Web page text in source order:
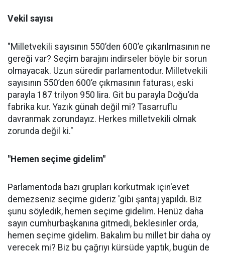
Vekil sayısı
"Milletvekili sayısının 550’den 600’e çıkarılmasının ne
gereği var? Seçim barajını indirseler böyle bir sorun
olmayacak. Uzun süredir parlamentodur. Milletvekili
sayısının 550’den 600’e çıkmasının faturası, eski
parayla 187 trilyon 950 lira. Git bu parayla Doğu’da
fabrika kur. Yazık günah değil mi? Tasarruflu
davranmak zorundayız. Herkes milletvekili olmak
zorunda değil ki."
"Hemen seçime gidelim"
Parlamentoda bazı grupları korkutmak için'evet
demezseniz seçime gideriz 'gibi şantaj yapıldı. Biz
şunu söyledik, hemen seçime gidelim. Henüz daha
sayın cumhurbaşkanına gitmedi, beklesinler orda,
hemen seçime gidelim. Bakalım bu millet bir daha oy
verecek mi? Biz bu çağrıyı kürsüde yaptık, bugün de